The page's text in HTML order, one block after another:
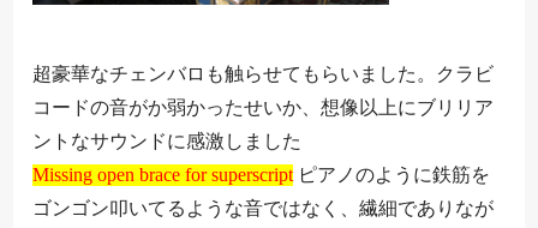
超豪華なチェンバロも触らせてもらいました。クラビ
コードの音がか弱かったせいか、想像以上にブリリア
ントなサウンドに感激しました
Missing open brace for superscript
Missing open brace for superscript
ピアノのように鉄筋を
ゴンゴン叩いてるような音ではなく、繊細でありなが